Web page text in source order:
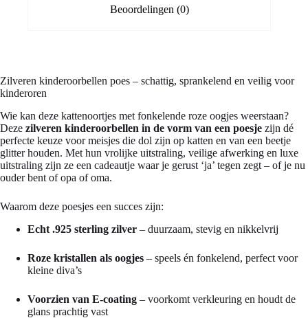
Beoordelingen (0)
Zilveren kinderoorbellen poes – schattig, sprankelend en veilig voor
kinderoren
Wie kan deze kattenoortjes met fonkelende roze oogjes weerstaan?
Deze zilveren kinderoorbellen in de vorm van een poesje zijn dé
perfecte keuze voor meisjes die dol zijn op katten en van een beetje
glitter houden. Met hun vrolijke uitstraling, veilige afwerking en luxe
uitstraling zijn ze een cadeautje waar je gerust ‘ja’ tegen zegt – of je nu
ouder bent of opa of oma.
Waarom deze poesjes een succes zijn:
Echt .925 sterling zilver – duurzaam, stevig en nikkelvrij
Roze kristallen als oogjes – speels én fonkelend, perfect voor
kleine diva’s
Voorzien van E-coating – voorkomt verkleuring en houdt de
glans prachtig vast